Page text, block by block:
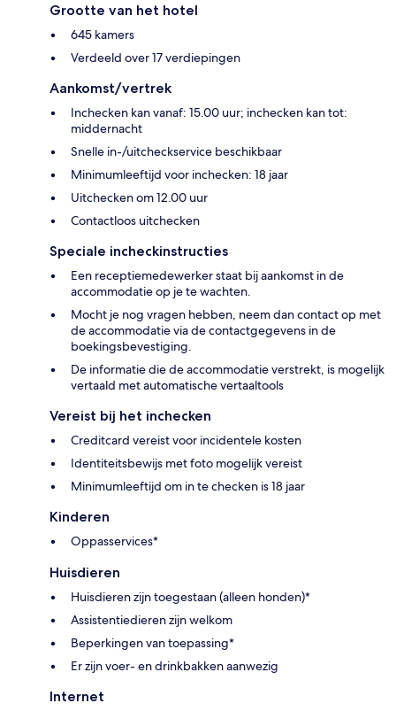
Grootte van het hotel
645 kamers
Verdeeld over 17 verdiepingen
Aankomst/vertrek
Inchecken kan vanaf: 15.00 uur; inchecken kan tot:
middernacht
Snelle in-/uitcheckservice beschikbaar
Minimumleeftijd voor inchecken: 18 jaar
Uitchecken om 12.00 uur
Contactloos uitchecken
Speciale incheckinstructies
Een receptiemedewerker staat bij aankomst in de
accommodatie op je te wachten.
Mocht je nog vragen hebben, neem dan contact op met
de accommodatie via de contactgegevens in de
boekingsbevestiging.
De informatie die de accommodatie verstrekt, is mogelijk
vertaald met automatische vertaaltools
Vereist bij het inchecken
Creditcard vereist voor incidentele kosten
Identiteitsbewijs met foto mogelijk vereist
Minimumleeftijd om in te checken is 18 jaar
Kinderen
Oppasservices*
Huisdieren
Huisdieren zijn toegestaan (alleen honden)*
Assistentiedieren zijn welkom
Beperkingen van toepassing*
Er zijn voer- en drinkbakken aanwezig
Internet